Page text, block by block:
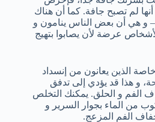
لم تصبح جافة. كما أن هناك
و هي أن بعض الناس ينامون و
عرضة لأن يصابوا بتهيج
الذين يعانون من إنسداد
و هذا قد يؤدي إلى تدفق
الفم و الحلق. يمكنك التخلص
من الماء بجوار السرير و
الفم المزعج.